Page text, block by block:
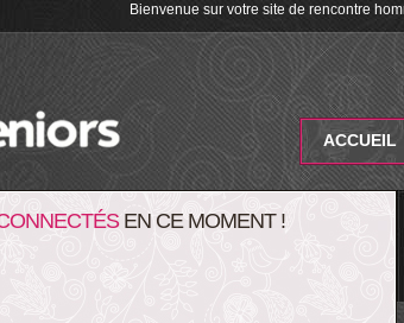
Bienvenue sur votre site de rencontre
ACCUEIL
EN CE MOMENT !